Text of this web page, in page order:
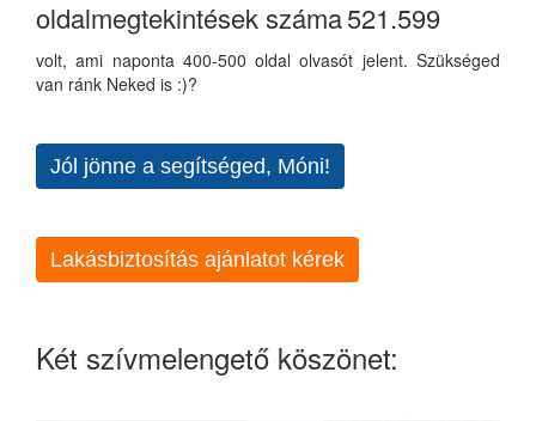
oldalmegtekintések száma521.599
volt, ami naponta 400-500 oldal olvasót jelent. Szükséged
van ránk Neked is :)?
Jól jönne a segítséged, Móni!
Lakásbiztosítás ajánlatot kérek
Két szívmelengető köszönet: